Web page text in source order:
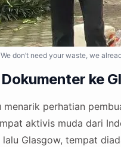
don’t need your waste, we
ke
menarik perhatian
aktivis muda dari
Glasgow, tempat